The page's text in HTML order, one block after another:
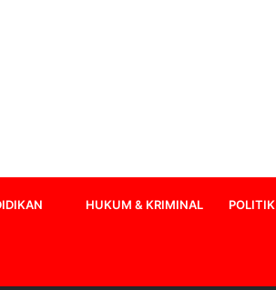
HUKUM & KRIMINAL POLITIK